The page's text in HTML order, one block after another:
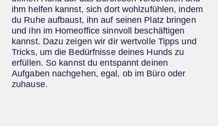
ihm helfen kannst, sich dort wohlzufühlen, indem
du Ruhe aufbaust, ihn auf seinen Platz bringen
und ihn im Homeoffice sinnvoll beschäftigen
kannst. Dazu zeigen wir dir wertvolle Tipps und
Tricks, um die Bedürfnisse deines Hunds zu
erfüllen. So kannst du entspannt deinen
Aufgaben nachgehen, egal, ob im Büro oder
zuhause.